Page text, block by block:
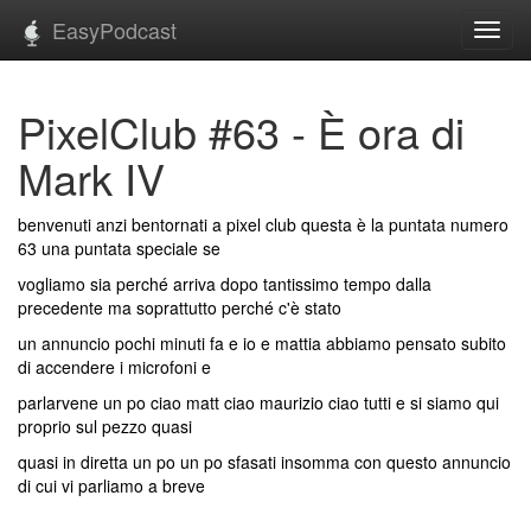
EasyPodcast
PixelClub #63 - È ora di
Mark IV
benvenuti anzi bentornati a pixel club questa è la puntata numero
63 una puntata speciale se
vogliamo sia perché arriva dopo tantissimo tempo dalla
precedente ma soprattutto perché c'è stato
un annuncio pochi minuti fa e io e mattia abbiamo pensato subito
di accendere i microfoni e
parlarvene un po ciao matt ciao maurizio ciao tutti e si siamo qui
proprio sul pezzo quasi
quasi in diretta un po un po sfasati insomma con questo annuncio
di cui vi parliamo a breve